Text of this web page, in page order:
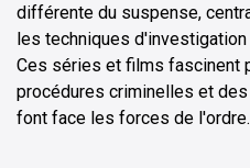
différente du suspense,
les techniques
Ces séries et films fascinent
procédures criminelles et
font face les forces de l'ordre.